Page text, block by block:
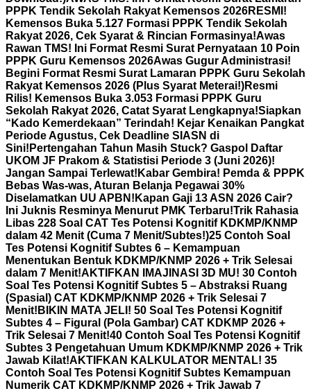
PPPK Tendik Sekolah Rakyat Kemensos 2026RESMI!
Kemensos Buka 5.127 Formasi PPPK Tendik Sekolah
Rakyat 2026, Cek Syarat & Rincian Formasinya!Awas
Rawan TMS! Ini Format Resmi Surat Pernyataan 10 Poin
PPPK Guru Kemensos 2026Awas Gugur Administrasi!
Begini Format Resmi Surat Lamaran PPPK Guru Sekolah
Rakyat Kemensos 2026 (Plus Syarat Meterai!)Resmi
Rilis! Kemensos Buka 3.053 Formasi PPPK Guru
Sekolah Rakyat 2026, Catat Syarat Lengkapnya!Siapkan
“Kado Kemerdekaan” Terindah! Kejar Kenaikan Pangkat
Periode Agustus, Cek Deadline SIASN di
Sini! Pertengahan Tahun Masih Stuck? Gaspol Daftar
UKOM JF Prakom & Statistisi Periode 3 (Juni 2026)!
Jangan Sampai Terlewat! Kabar Gembira! Pemda & PPPK
Bebas Was-was, Aturan Belanja Pegawai 30%
Diselamatkan UU APBN! Kapan Gaji 13 ASN 2026 Cair?
Ini Juknis Resminya Menurut PMK Terbaru!Trik Rahasia
Libas 228 Soal CAT Tes Potensi Kognitif KDKMP/KNMP
dalam 42 Menit (Cuma 7 Menit/Subtes!)25 Contoh Soal
Tes Potensi Kognitif Subtes 6 – Kemampuan
Menentukan Bentuk KDKMP/KNMP 2026 + Trik Selesai
dalam 7 Menit!AKTIFKAN IMAJINASI 3D MU! 30 Contoh
Soal Tes Potensi Kognitif Subtes 5 – Abstraksi Ruang
(Spasial) CAT KDKMP/KNMP 2026 + Trik Selesai 7
Menit! BIKIN MATA JELI! 50 Soal Tes Potensi Kognitif
Subtes 4 – Figural (Pola Gambar) CAT KDKMP 2026 +
Trik Selesai 7 Menit!40 Contoh Soal Tes Potensi Kognitif
Subtes 3 Pengetahuan Umum KDKMP/KNMP 2026 + Trik
Jawab Kilat!AKTIFKAN KALKULATOR MENTAL! 35
Contoh Soal Tes Potensi Kognitif Subtes Kemampuan
Numerik CAT KDKMP/KNMP 2026 + Trik Jawab 7